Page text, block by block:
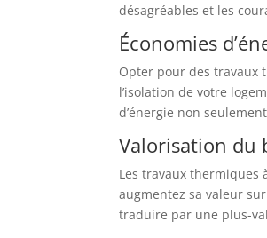
désagréables et les
Économies
Opter pour des travaux
l’isolation de votre
d’énergie non
Valorisation du
Les travaux thermiques
augmentez sa valeur
traduire par une plus-